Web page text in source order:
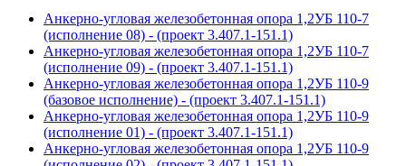
Анкерно-угловая железобетонная опора 1,2УБ 110-7
(исполнение 08) - (проект 3.407.1-151.1)
Анкерно-угловая железобетонная опора 1,2УБ 110-7
(исполнение 09) - (проект 3.407.1-151.1)
Анкерно-угловая железобетонная опора 1,2УБ 110-9
(базовое исполнение) - (проект 3.407.1-151.1)
Анкерно-угловая железобетонная опора 1,2УБ 110-9
(исполнение 01) - (проект 3.407.1-151.1)
Анкерно-угловая железобетонная опора 1,2УБ 110-9